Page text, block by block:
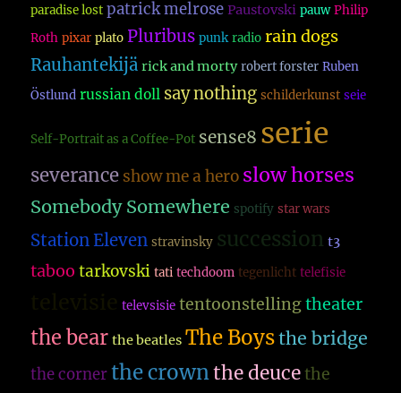
paradise lost patrick melrose Paustovski pauw Philip
Roth pixar plato Pluribus punk radio rain dogs
Rauhantekijä rick and morty robert forster Ruben
Östlund russian doll say nothing schilderkunst seie
Self-Portrait as a Coffee-Pot sense8 serie
severance show me a hero slow horses
Somebody Somewhere spotify star wars
Station Eleven stravinsky succession t3
taboo tarkovski tati techdoom tegenlicht telefisie
televsisie tentoonstelling theater
the bear the beatles The Boysthe bridge
the corner the crownthe deuce the